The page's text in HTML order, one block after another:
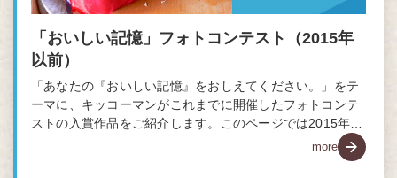
「おいしい記憶」フォトコンテスト（2015年
以前）
「あなたの『おいしい記憶』をおしえてください。」をテ
ーマに、キッコーマンがこれまでに開催したフォトコンテ
ストの入賞作品をご紹介します。このページでは2015年以
more